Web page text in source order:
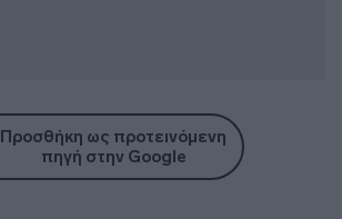
Προσθήκη ως προτεινόμενη
πηγή στην Google